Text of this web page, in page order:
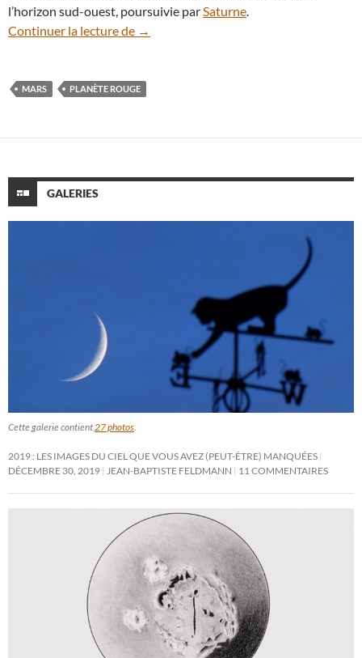
l’horizon sud-ouest, poursuivie par Saturne
Continuer la lecture de
Admirez la planète Mars, l’astre le plus
→
MARS PLANÈTE ROUGE
GALERIES
Cette galerie contient 27 photos
2019 : LES IMAGES DU CIEL QUE VOUS AVEZ (PEUT-ÊTRE) MANQUÉES
DÉCEMBRE 30, 2019
JEAN-BAPTISTE FELDMANN 11 COMMENTAIRES